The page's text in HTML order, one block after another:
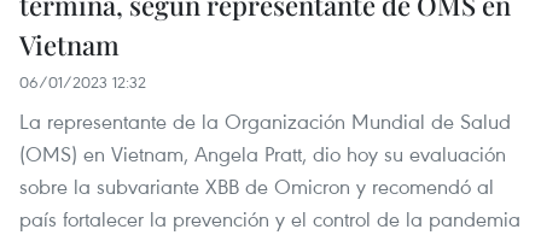
Vietnam
06/01/2023 12:32
La representante de la Organización Mundial de Salud
(OMS) en Vietnam, Angela Pratt, dio hoy su evaluación
sobre la subvariante XBB de Omicron y recomendó al
país fortalecer la prevención y el control de la pandemia